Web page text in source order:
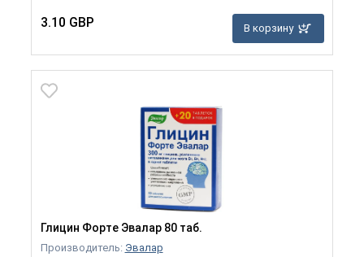
3.10 GBP В корзину
Глицин Форте Эвалар 80 таб.
Производитель: Эвалар